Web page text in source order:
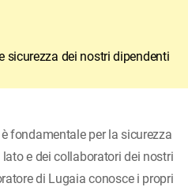
sicurezza dei nostri dipendenti
fondamentale per la sicurezza
e dei collaboratori dei nostri
di Lugaia conosce i propri